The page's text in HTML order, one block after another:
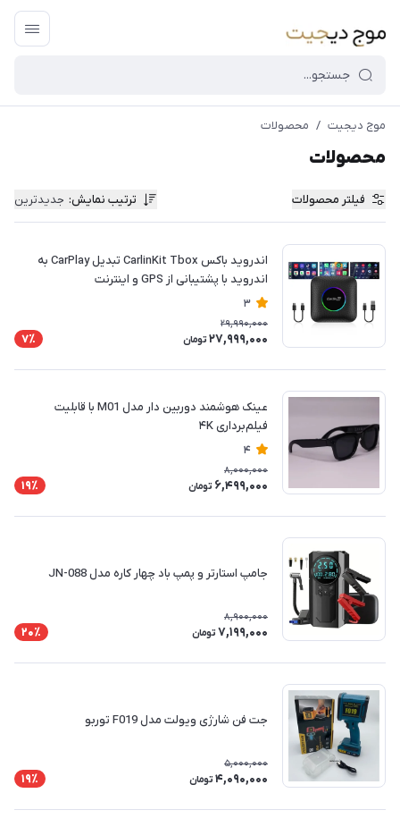
موج دیجیت / محصولات
محصولات
فیلتر محصولات ترتیب نمایش: جدیدترین
اندروید باکس CarlinKit Tbox تبدیل CarPlay به
اندروید با پشتیبانی از GPS و اینترنت
3
29,990,000
27,999,000 تومان 7٪
عینک هوشمند دوربین دار مدل M01 با قابلیت
فیلم‌برداری ۴K
4
8,000,000
6,499,000 تومان 19٪
جامپ استارتر و پمپ باد چهار کاره مدل JN-088
8,900,000
7,199,000 تومان 20٪
جت فن شارژی ویولت مدل F019 توربو
5,000,000
4,090,000 تومان 19٪